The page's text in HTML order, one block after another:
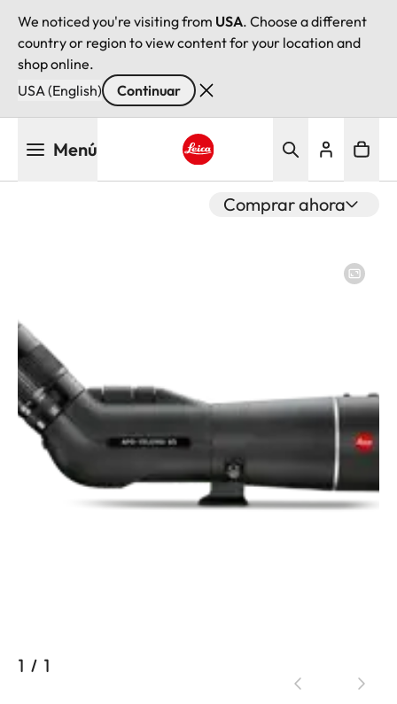
We noticed you're visiting from USA. Choose a different
country or region to view content for your location and
shop online.
USA (English)
Continuar
Menú
Comprar ahora
1 / 1